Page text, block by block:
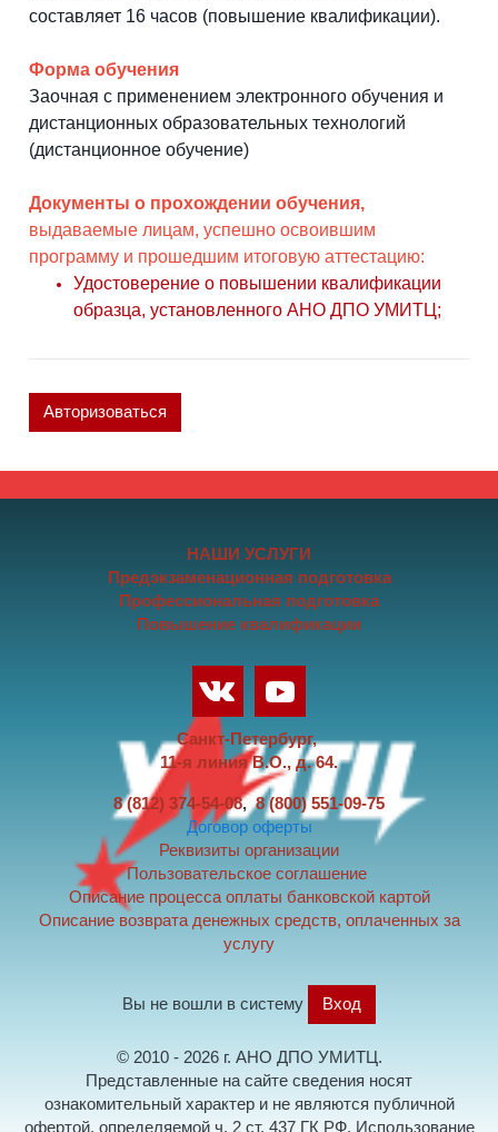
составляет 16 часов (повышение квалификации).
Форма обучения
Заочная с применением электронного обучения и
дистанционных образовательных технологий
(дистанционное обучение)
Документы о прохождении обучения,
выдаваемые лицам, успешно освоившим
программу и прошедшим итоговую аттестацию:
Удостоверение о повышении квалификации
образца, установленного АНО ДПО УМИТЦ;
Авторизоваться
НАШИ УСЛУГИ
Предэкзаменационная подготовка
Профессиональная подготовка
Повышение квалификации
Санкт-Петербург,
11-я линия В.О., д. 64.
8 (812) 374-54-08, 8 (800) 551-09-75
Договор оферты
Реквизиты организации
Пользовательское соглашение
Описание процесса оплаты банковской картой
Описание возврата денежных средств, оплаченных за
услугу
Вы не вошли в систему Вход
© 2010 - 2026 г. АНО ДПО УМИТЦ.
Представленные на сайте сведения носят
ознакомительный характер и не являются публичной
офертой, определяемой ч. 2 ст. 437 ГК РФ. Использование